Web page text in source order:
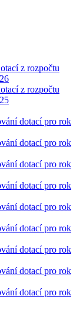
z rozpočtu
z rozpočtu
dotací pro rok
dotací pro rok
dotací pro rok
dotací pro rok
dotací pro rok
dotací pro rok
dotací pro rok
dotací pro rok
dotací pro rok